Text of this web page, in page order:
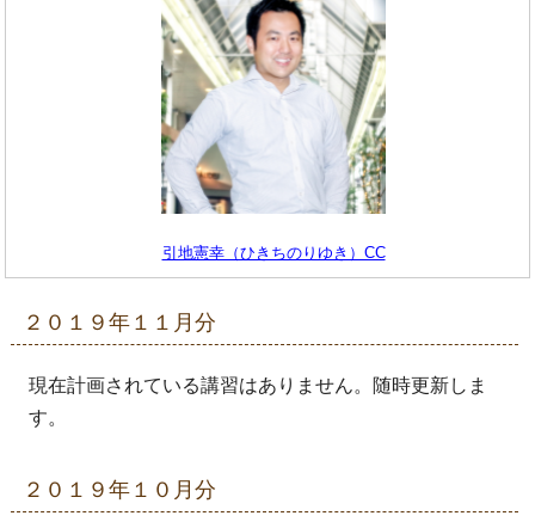
引地憲幸（ひきちのりゆき）CC
２０１９年１１月分
現在計画されている講習はありません。随時更新しま
す。
２０１９年１０月分